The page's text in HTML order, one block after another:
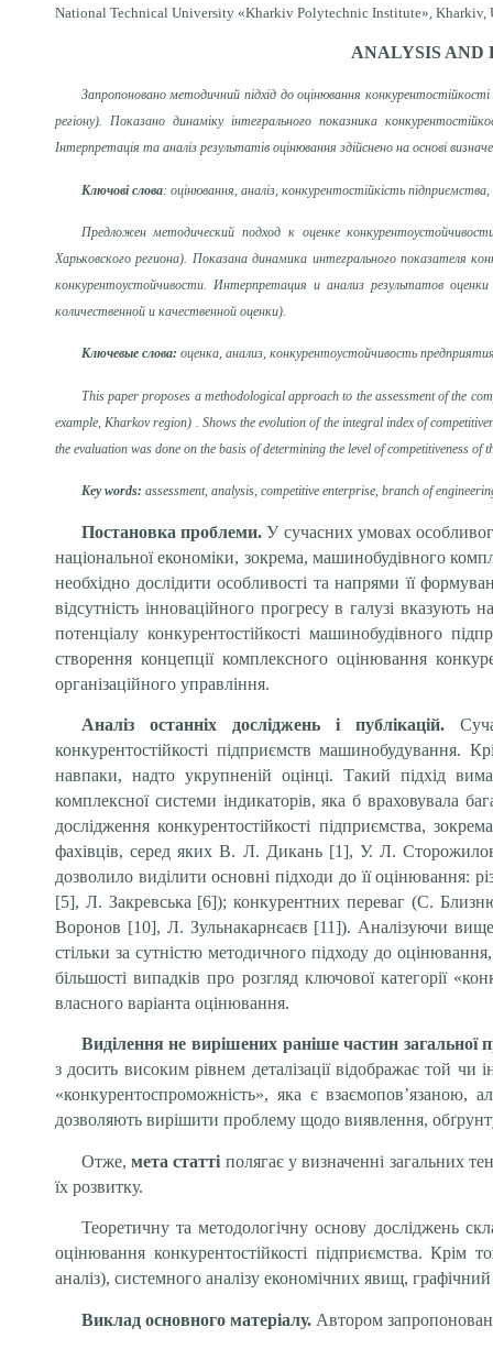
National Technical University «Kharkiv Polytechnic Institute», Kharkiv,
ANALYSIS AND
Запропоновано методичний підхід до оцінювання
регіону). Показано динаміку інтегрального показника
Інтерпретація та аналіз результатів оцінювання здійснено на основі
Ключові слова: оцінювання, аналіз, конкурентостійкість
Предложен методический подход к оценке
Харьковского региона). Показана динамика интегрального показателя
конкурентоустойчивости. Интерпретация и анализ результатов
количественной и качественной оценки).
Ключевые слова: оценка, анализ, конкурентоустойчивость
This paper proposes a methodological approach to the assessment of the
example, Kharkоv region) . Shows the evolution of the integral index of
the evaluation was done on the basis of determining the level of competitiveness
Key words: assessment, analysis, competitive enterprise, branch of
Постановка проблеми.У сучасних умовах
національної економіки, зокрема, машинобудівного
необхідно дослідити особливості та напрями її
відсутність інноваційного прогресу в галузі
потенціалу конкурентостійкості машинобудівного
створення концепції комплексного оцінювання
організаційного управління.
Аналіз останніх досліджень і публікацій.
конкурентостійкості підприємств машинобудування.
навпаки, надто укрупненій оцінці. Такий підхід
комплексної системи індикаторів, яка б враховувала
дослідження конкурентостійкості підприємства,
фахівців, серед яких В. Л. Дикань [1], У. Л.
дозволило виділити основні підходи до її оцінювання:
[5], Л. Закревська [6]); конкурентних переваг (С.
Воронов [10], Л. Зульнакарнєаєв [11]). Аналізуючи
стільки за сутністю методичного підходу до
більшості випадків про розгляд ключової категорії
власного варіанта оцінювання.
Виділення не вирішених раніше частин загальної
з досить високим рівнем деталізації відображає той
«конкурентоспроможність», яка є
дозволяють вирішити проблему щодо виявлення,
Отже,мета статті полягає у визначенні загальних
їх розвитку.
Теоретичну та методологічну основу досліджень
оцінювання конкурентостійкості підприємства. Крім
аналіз), системного аналізу економічних явищ,
Виклад основного матеріалу. Автором